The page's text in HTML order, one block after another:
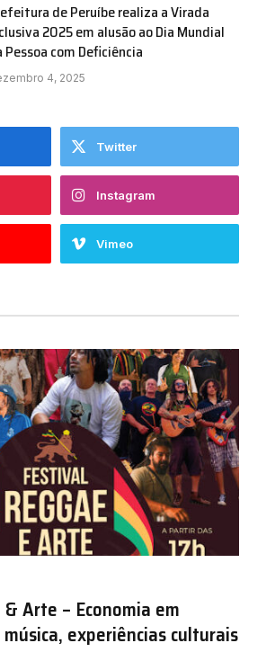
de Peruíbe realiza a Virada
2025 em alusão ao Dia Mundial
Pessoa com Deficiência
4, 2025
Twitter
Instagram
Vimeo
Arte – Economia em
experiências culturais